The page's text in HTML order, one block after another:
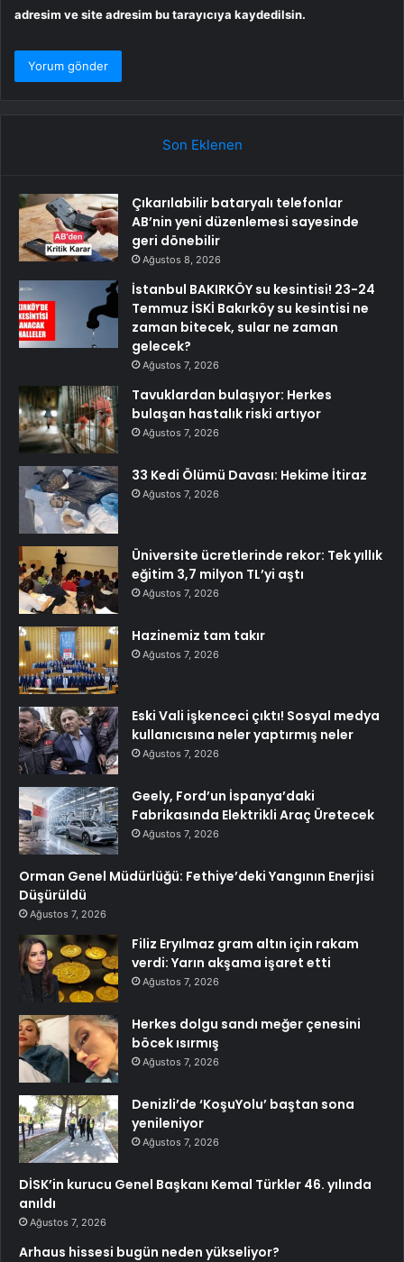
adresim ve site adresim bu tarayıcıya kaydedilsin.
Son Eklenen
Çıkarılabilir bataryalı telefonlar
AB’nin yeni düzenlemesi sayesinde
geri dönebilir
Ağustos 8, 2026
İstanbul BAKIRKÖY su kesintisi! 23-24
Temmuz İSKİ Bakırköy su kesintisi ne
zaman bitecek, sular ne zaman
gelecek?
Ağustos 7, 2026
Tavuklardan bulaşıyor: Herkes
bulaşan hastalık riski artıyor
Ağustos 7, 2026
33 Kedi Ölümü Davası: Hekime İtiraz
Ağustos 7, 2026
Üniversite ücretlerinde rekor: Tek yıllık
eğitim 3,7 milyon TL’yi aştı
Ağustos 7, 2026
Hazinemiz tam takır
Ağustos 7, 2026
Eski Vali işkenceci çıktı! Sosyal medya
kullanıcısına neler yaptırmış neler
Ağustos 7, 2026
Geely, Ford’un İspanya’daki
Fabrikasında Elektrikli Araç Üretecek
Ağustos 7, 2026
Orman Genel Müdürlüğü: Fethiye’deki Yangının Enerjisi
Düşürüldü
Ağustos 7, 2026
Filiz Eryılmaz gram altın için rakam
verdi: Yarın akşama işaret etti
Ağustos 7, 2026
Herkes dolgu sandı meğer çenesini
böcek ısırmış
Ağustos 7, 2026
Denizli’de ‘KoşuYolu’ baştan sona
yenileniyor
Ağustos 7, 2026
DİSK’in kurucu Genel Başkanı Kemal Türkler 46. yılında
anıldı
Ağustos 7, 2026
Arhaus hissesi bugün neden yükseliyor?